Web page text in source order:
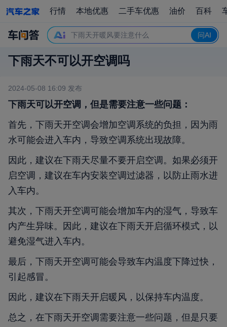
行情 本地优惠 二手车优惠 油价 百科
车内过滤器如何安装
下雨天开暖风要注意什么
空调系统故障怎么处理
车内湿气如何去除
问AI
下雨天不可以开空调吗
2024-05-08 16:09 发布
下雨天可以开空调，但是需要注意一些问题：
首先，下雨天开空调会增加空调系统的负担，因为雨
水可能会进入车内，导致空调系统出现故障。
因此，建议在下雨天尽量不要开启空调。如果必须开
启空调，建议在车内安装空调过滤器，以防止雨水进
入车内。
其次，下雨天开空调可能会增加车内的湿气，导致车
内产生异味。因此，建议在下雨天开启循环模式，以
避免湿气进入车内。
最后，下雨天开空调可能会导致车内温度下降过快，
引起感冒。
因此，建议在下雨天开启暖风，以保持车内温度。
总之，在下雨天开空调需要注意一些问题，但是只要